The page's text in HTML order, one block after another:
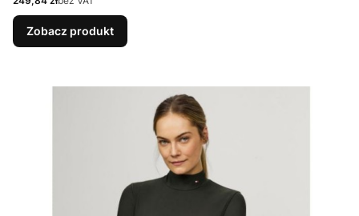
Zobacz produkt